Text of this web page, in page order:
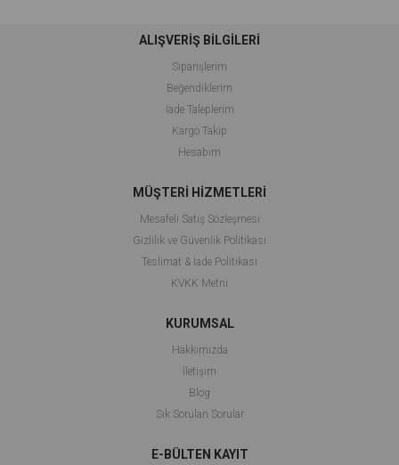
ALIŞVERİŞ BİLGİLERİ
Siparişlerim
Beğendiklerim
İade Taleplerim
Kargo Takip
Hesabım
MÜŞTERİ HİZMETLERİ
Mesafeli Satış Sözleşmesi
Gizlilik ve Güvenlik Politikası
Teslimat & İade Politikası
KVKK Metni
KURUMSAL
Hakkımızda
İletişim
Blog
Sık Sorulan Sorular
E-BÜLTEN KAYIT